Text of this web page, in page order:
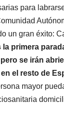
para
un gran éxito:
la primera
se irán
el resto de
mayor